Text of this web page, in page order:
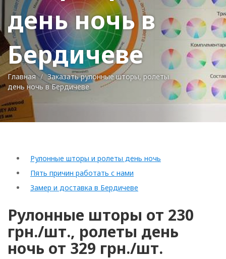
день ночь в
Бердичеве
Главная
Заказать рулонные шторы, ролеты
день ночь в Бердичеве
Рулонные шторы и ролеты день ночь
Пять причин работать с нами
Замер и доставка в Бердичеве
Рулонные шторы от 230
грн./шт., ролеты день
ночь от 329 грн./шт.